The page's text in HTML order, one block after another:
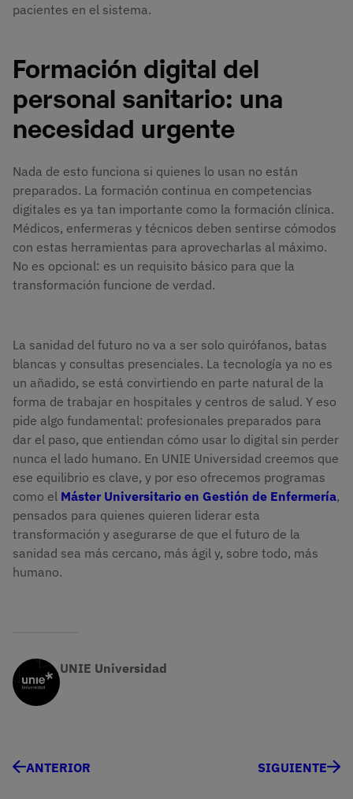
pacientes en el sistema.
Formación digital del
personal sanitario: una
necesidad urgente
Nada de esto funciona si quienes lo usan no están
preparados. La formación continua en competencias
digitales es ya tan importante como la formación clínica.
Médicos, enfermeras y técnicos deben sentirse cómodos
con estas herramientas para aprovecharlas al máximo.
No es opcional: es un requisito básico para que la
transformación funcione de verdad.
La sanidad del futuro no va a ser solo quirófanos, batas
blancas y consultas presenciales. La tecnología ya no es
un añadido, se está convirtiendo en parte natural de la
forma de trabajar en hospitales y centros de salud. Y eso
pide algo fundamental: profesionales preparados para
dar el paso, que entiendan cómo usar lo digital sin perder
nunca el lado humano. En UNIE Universidad creemos que
ese equilibrio es clave, y por eso ofrecemos programas
como el Máster Universitario en Gestión de Enfermería,
pensados para quienes quieren liderar esta
transformación y asegurarse de que el futuro de la
sanidad sea más cercano, más ágil y, sobre todo, más
humano.
UNIE Universidad
ANTERIOR SIGUIENTE